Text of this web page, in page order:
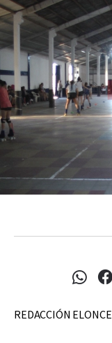
REDACCIÓN ELONCE